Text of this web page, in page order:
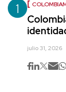
1
julio 31, 2026